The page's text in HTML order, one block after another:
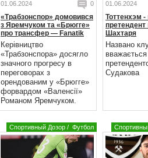
01.06.2024 0
«Трабзонспор» домовився
з Яремчуком та «Брюгге»
про трансфер — Fanatik
Керівництво
«Трабзонспора» досягло
значного прогресу в
переговорах з
орендованим у «Брюгге»
форвардом «Валенсії»
Романом Яремчуком.
01.06.2024
Тоттенхэм -
претендент
Шахтаря
Названо
Судакова
Спортивный Дозор / Футбол